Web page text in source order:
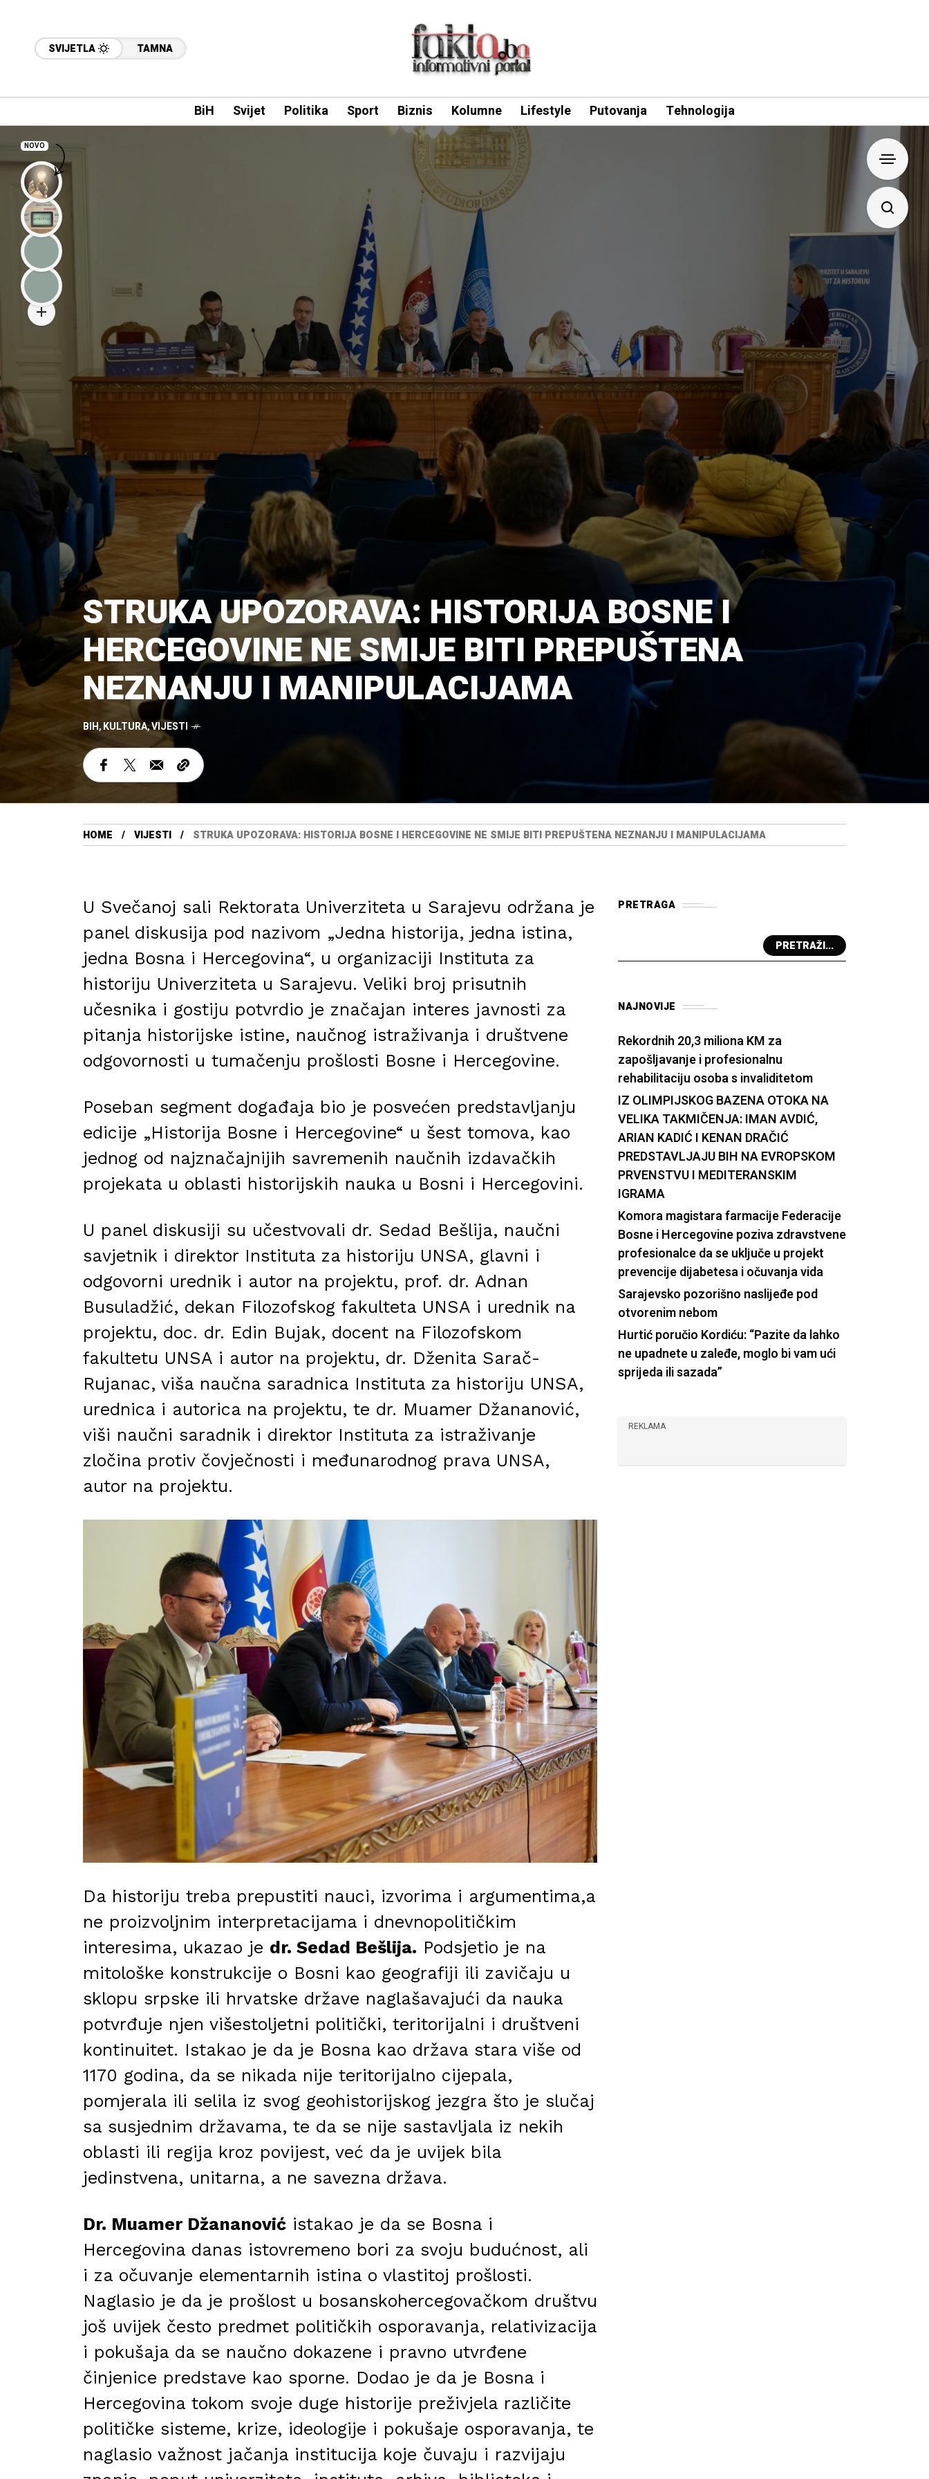
SVIJETLA TAMNA
BiH Svijet Politika Sport Biznis Kolumne Lifestyle Putovanja Tehnologija
STRUKA UPOZORAVA: HISTORIJA BOSNE I
HERCEGOVINE NE SMIJE BITI PREPUŠTENA
NEZNANJU I MANIPULACIJAMA
BIH,KULTURA,VIJESTI
HOME VIJESTI STRUKA UPOZORAVA: HISTORIJA BOSNE I HERCEGOVINE NE SMIJE BITI PREPUŠTENA NEZNANJU I MANIPULACIJAMA
U Svečanoj sali Rektorata Univerziteta u Sarajevu održana je
panel diskusija pod nazivom „Jedna historija, jedna istina,
jedna Bosna i Hercegovina“, u organizaciji Instituta za
historiju Univerziteta u Sarajevu. Veliki broj prisutnih
učesnika i gostiju potvrdio je značajan interes javnosti za
pitanja historijske istine, naučnog istraživanja i društvene
odgovornosti u tumačenju prošlosti Bosne i Hercegovine.
Poseban segment događaja bio je posvećen predstavljanju
edicije „Historija Bosne i Hercegovine“ u šest tomova, kao
jednog od najznačajnijih savremenih naučnih izdavačkih
projekata u oblasti historijskih nauka u Bosni i Hercegovini.
U panel diskusiji su učestvovali dr. Sedad Bešlija, naučni
savjetnik i direktor Instituta za historiju UNSA, glavni i
odgovorni urednik i autor na projektu, prof. dr. Adnan
Busuladžić, dekan Filozofskog fakulteta UNSA i urednik na
projektu, doc. dr. Edin Bujak, docent na Filozofskom
fakultetu UNSA i autor na projektu, dr. Dženita Sarač-
Rujanac, viša naučna saradnica Instituta za historiju UNSA,
urednica i autorica na projektu, te dr. Muamer Džananović,
viši naučni saradnik i direktor Instituta za istraživanje
zločina protiv čovječnosti i međunarodnog prava UNSA,
autor na projektu.
Da historiju treba prepustiti nauci, izvorima i argumentima,a
ne proizvoljnim interpretacijama i dnevnopolitičkim
interesima, ukazao je dr. Sedad Bešlija. Podsjetio je na
mitološke konstrukcije o Bosni kao geografiji ili zavičaju u
sklopu srpske ili hrvatske države naglašavajući da nauka
potvrđuje njen višestoljetni politički, teritorijalni i društveni
kontinuitet. Istakao je da je Bosna kao država stara više od
1170 godina, da se nikada nije teritorijalno cijepala,
pomjerala ili selila iz svog geohistorijskog jezgra što je slučaj
sa susjednim državama, te da se nije sastavljala iz nekih
oblasti ili regija kroz povijest, već da je uvijek bila
jedinstvena, unitarna, a ne savezna država.
Dr. Muamer Džananović istakao je da se Bosna i
Hercegovina danas istovremeno bori za svoju budućnost, ali
i za očuvanje elementarnih istina o vlastitoj prošlosti.
Naglasio je da je prošlost u bosanskohercegovačkom društvu
još uvijek često predmet političkih osporavanja, relativizacija
i pokušaja da se naučno dokazene i pravno utvrđene
činjenice predstave kao sporne. Dodao je da je Bosna i
Hercegovina tokom svoje duge historije preživjela različite
političke sisteme, krize, ideologije i pokušaje osporavanja, te
naglasio važnost jačanja institucija koje čuvaju i razvijaju
PRETRAGA
PRETRAŽI...
NAJNOVIJE
Rekordnih 20,3 miliona KM za
zapošljavanje i profesionalnu
rehabilitaciju osoba s invaliditetom
IZ OLIMPIJSKOG BAZENA OTOKA NA
VELIKA TAKMIČENJA: IMAN AVDIĆ,
ARIAN KADIĆ I KENAN DRAČIĆ
PREDSTAVLJAJU BIH NA EVROPSKOM
PRVENSTVU I MEDITERANSKIM
IGRAMA
Komora magistara farmacije Federacije
Bosne i Hercegovine poziva zdravstvene
profesionalce da se uključe u projekt
prevencije dijabetesa i očuvanja vida
Sarajevsko pozorišno naslijeđe pod
otvorenim nebom
Hurtić poručio Kordiću: “Pazite da lahko
ne upadnete u zaleđe, moglo bi vam ući
sprijeda ili sazada”
REKLAMA
NOVO